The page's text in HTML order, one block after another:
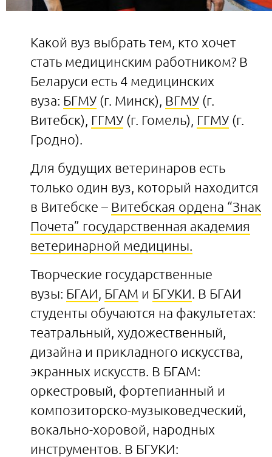
Какой вуз выбрать тем, кто хочет
стать медицинским работником? В
Беларуси есть 4 медицинских
вуза: БГМУ (г. Минск), ВГМУ (г.
Витебск), ГГМУ (г. Гомель), ГГМУ (г.
Гродно).
Для будущих ветеринаров есть
только один вуз, который находится
в Витебске – Витебская ордена “Знак
Почета” государственная академия
ветеринарной медицины.
Творческие государственные
вузы: БГАИ БГАМ и БГУКИ . В БГАИ
студенты обучаются на факультетах:
театральный, художественный,
дизайна и прикладного искусства,
экранных искусств. В БГАМ:
оркестровый, фортепианный и
композиторско-музыковедческий,
вокально-хоровой, народных
инструментов. В БГУКИ: